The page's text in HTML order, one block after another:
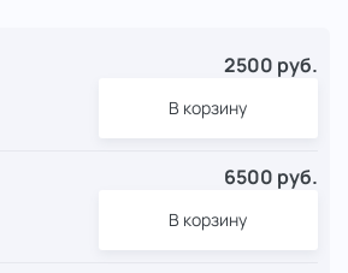
2500 руб.
В корзину
6500 руб.
В корзину